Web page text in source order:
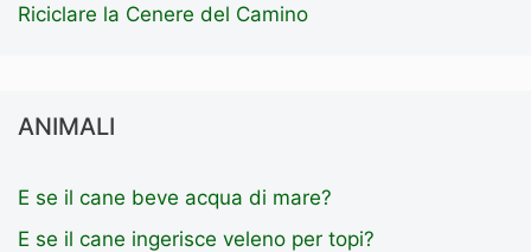
Riciclare la Cenere del Camino
ANIMALI
E se il cane beve acqua di mare?
E se il cane ingerisce veleno per topi?